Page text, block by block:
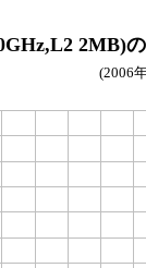
2MB)
(2006